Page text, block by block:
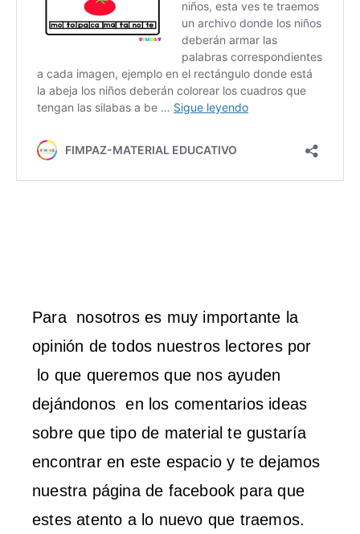
Para nosotros es muy importante la
opinión de todos nuestros lectores por
lo que queremos que nos ayuden
dejándonos en los comentarios ideas
sobre que tipo de material te gustaría
encontrar en este espacio y te dejamos
nuestra página de facebook para que
estes atento a lo nuevo que traemos.